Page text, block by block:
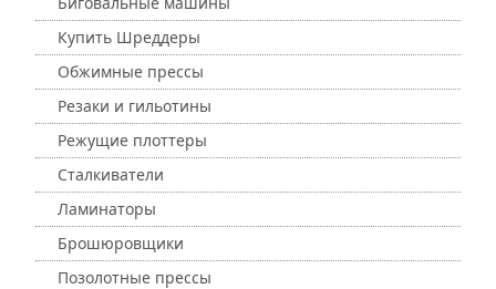
Купить Шреддеры
Обжимные прессы
Резаки и гильотины
Режущие плоттеры
Сталкиватели
Ламинаторы
Брошюровщики
Позолотные прессы